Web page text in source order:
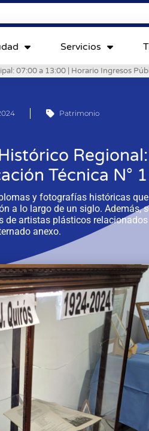
Servicios
07:00 a 13:00 | Horario Ingresos
Patrimonio
Técnica N° 1
y fotografías históricas que
a lo largo de un siglo. Además,
de artistas plásticos relacionados
anexo.